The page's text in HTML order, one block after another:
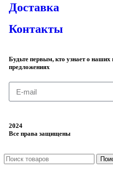
Доставка
Контакты
Будьте первым, кто узнает о
предложениях
2024
Все права защищены